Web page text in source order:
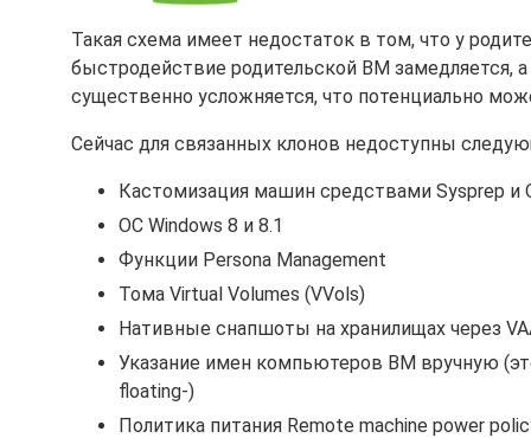
Такая схема имеет недостаток в том, что у
быстродействие родительской ВМ замедляется,
существенно усложняется, что потенциально
Сейчас для связанных клонов недоступны
Кастомизация машин средствами Sysprep и
ОС Windows 8 и 8.1
Функции Persona Management
Тома Virtual Volumes (VVols)
Нативные снапшоты на хранилищах через
Указание имен компьютеров ВМ вручную
floating-)
Политика питания Remote machine power